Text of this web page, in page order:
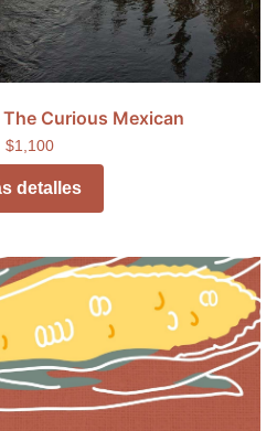
Curious Mexican
$1,100
detalles